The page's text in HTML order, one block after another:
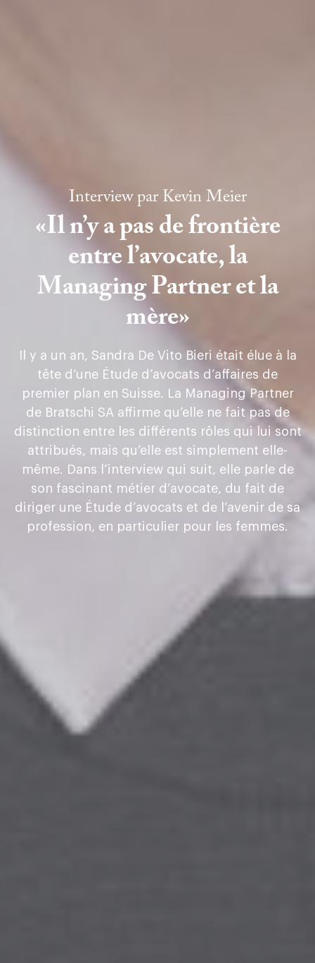
Interview par Kevin Meier
«Il n’y a pas de frontière
entre l’avocate, la
Managing Partner et la
mère»
Il y a un an, Sandra De Vito Bieri était élue à la
tête d’une Étude d’avocats d’affaires de
premier plan en Suisse. La Managing Partner
de Bratschi SA affirme qu’elle ne fait pas de
distinction entre les différents rôles qui lui sont
attribués, mais qu’elle est simplement elle-
même. Dans l’interview qui suit, elle parle de
son fascinant métier d’avocate, du fait de
diriger une Étude d’avocats et de l’avenir de sa
profession, en particulier pour les femmes.